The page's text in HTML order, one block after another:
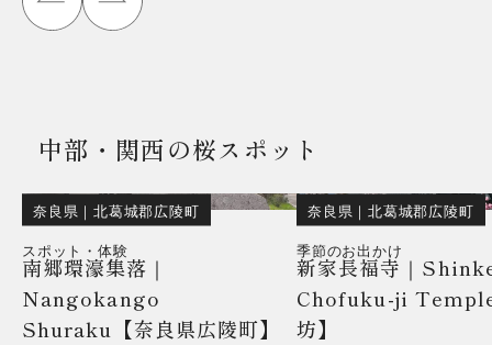
中部・関西の桜スポット
奈良県 ｜北葛城郡広陵町
スポット・体験
南郷環濠集落｜
Nangokango
Shuraku【奈良県広陵町】
奈良県 ｜北葛城郡広陵町
季節のお出かけ
新家長福寺｜
Chofuku-ji
坊】